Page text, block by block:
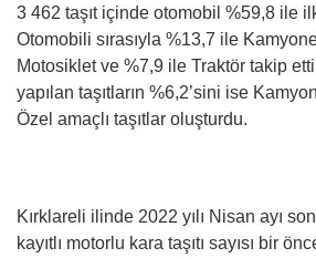
3 462 taşıt içinde otomobil %59,8 ile
Otomobili sırasıyla %13,7 ile
Motosiklet ve %7,9 ile Traktör takip
yapılan taşıtların %6,2’sini ise
Özel amaçlı taşıtlar oluşturdu.
Kırklareli ilinde 2022 yılı Nisan ayı
kayıtlı motorlu kara taşıtı sayısı bir